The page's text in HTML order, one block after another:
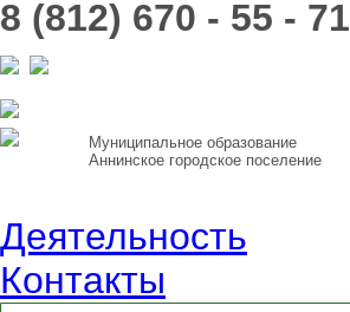
8 (812) 670 - 55 - 71
Муниципальное образование
Аннинское городское поселение
Деятельность
Контакты